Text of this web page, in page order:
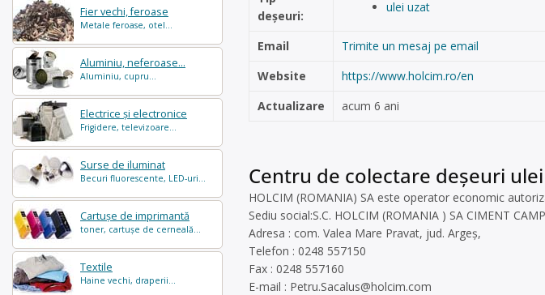
Fier vechi, feroase
Metale feroase, otel...
Aluminiu, neferoase...
Aluminiu, cupru...
Electrice și electronice
Frigidere, televizoare...
Surse de iluminat
Becuri fluorescente, LED-uri...
Cartușe de imprimantă
toner, cartușe de cerneală...
Textile
Haine vechi, draperii...
deșeuri:
ulei uzat
Email
Trimite un mesaj pe email
Website
https://www.holcim.ro/en
Actualizare
acum 6 ani
Centru de colectare deșeuri
HOLCIM (ROMANIA) SA este operator economic
Sediu social:S.C. HOLCIM (ROMANIA ) SA CIMENT
Adresa : com. Valea Mare Pravat, jud. Argeș,
Telefon : 0248 557150
Fax : 0248 557160
E-mail : Petru.Sacalus@holcim.com